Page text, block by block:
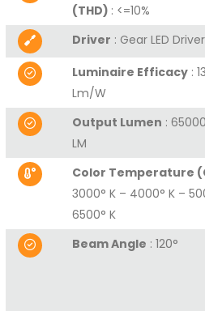
(THD) : <=10%
Driver : Gear LED Driver
Luminaire Efficacy:
Lm/W
Output Lumen :
LM
Color Temperature
3000° K – 4000° K –
6500° K
Beam Angle : 120°